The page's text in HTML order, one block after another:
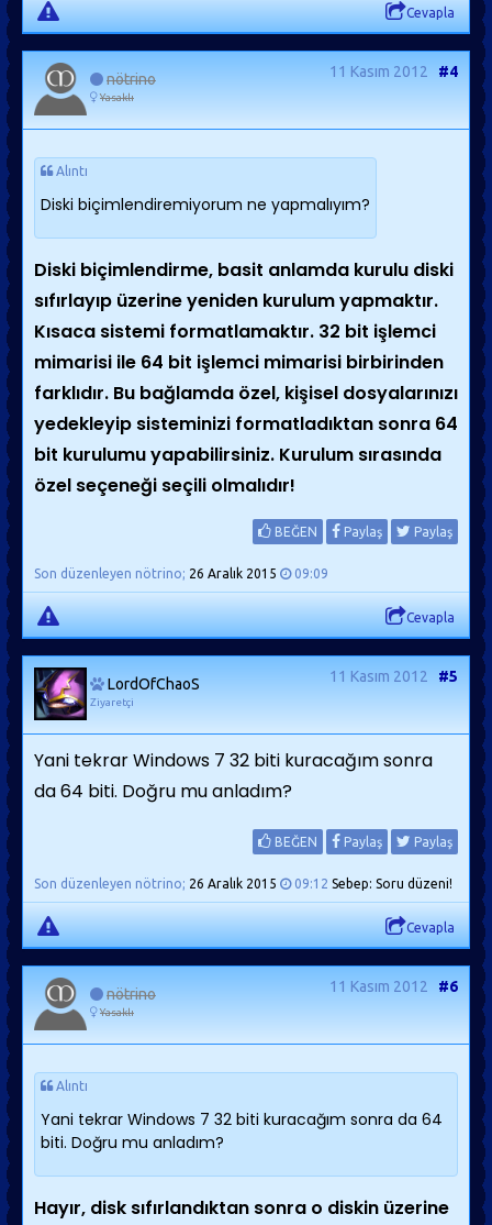
Cevapla
nötrino
Yasaklı
11 Kasım 2012 #4
Alıntı
Diski biçimlendiremiyorum ne yapmalıyım?
Diski biçimlendirme, basit anlamda kurulu diski
sıfırlayıp üzerine yeniden kurulum yapmaktır.
Kısaca sistemi formatlamaktır. 32 bit işlemci
mimarisi ile 64 bit işlemci mimarisi birbirinden
farklıdır. Bu bağlamda özel, kişisel dosyalarınızı
yedekleyip sisteminizi formatladıktan sonra 64
bit kurulumu yapabilirsiniz. Kurulum sırasında
özel seçeneği seçili olmalıdır!
BEĞEN Paylaş Paylaş
Son düzenleyen nötrino; 26 Aralık 2015 09:09
Cevapla
LordOfChaoS
Ziyaretçi
11 Kasım 2012 #5
Yani tekrar Windows 7 32 biti kuracağım sonra
da 64 biti. Doğru mu anladım?
BEĞEN Paylaş Paylaş
Son düzenleyen nötrino; 26 Aralık 2015 09:12 Sebep: Soru düzeni!
Cevapla
nötrino
Yasaklı
11 Kasım 2012 #6
Alıntı
Yani tekrar Windows 7 32 biti kuracağım sonra da 64
biti. Doğru mu anladım?
Hayır, disk sıfırlandıktan sonra o diskin üzerine